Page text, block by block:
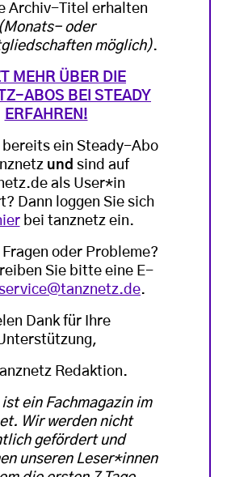
Archiv-Titel erhalten
(Monats- oder
möglich).
MEHR ÜBER DIE
ABOS BEI STEADY
ERFAHREN!
bereits ein Steady-Abo
und sind auf
als User*in
Dann loggen Sie sich
bei tanznetz ein.
oder Probleme?
Sie bitte eine E-
.
Dank für Ihre
Redaktion.
ein Fachmagazin im
Wir werden nicht
gefördert und
unseren Leser*innen